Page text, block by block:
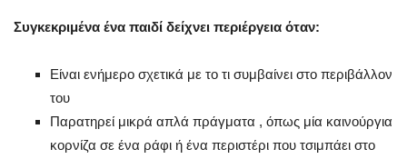
Συγκεκριμένα ένα παιδί δείχνει περιέργεια όταν:
Είναι ενήμερο σχετικά με το τι συμβαίνει στο περιβάλλον
του
Παρατηρεί μικρά απλά πράγματα , όπως μία καινούργια
κορνίζα σε ένα ράφι ή ένα περιστέρι που τσιμπάει στο